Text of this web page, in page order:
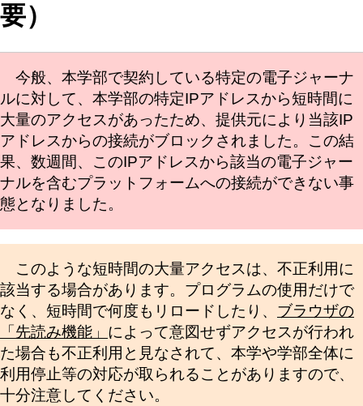
要）
今般、本学部で契約している特定の電子ジャーナ
ルに対して、本学部の特定IPアドレスから短時間に
大量のアクセスがあったため、提供元により当該IP
アドレスからの接続がブロックされました。この結
果、数週間、このIPアドレスから該当の電子ジャー
ナルを含むプラットフォームへの接続ができない事
態となりました。
このような短時間の大量アクセスは、不正利用に
該当する場合があります。プログラムの使用だけで
なく、短時間で何度もリロードしたり、 ブラウザの
「先読み機能」 によって意図せずアクセスが行われ
た場合も不正利用と見なされて、本学や学部全体に
利用停止等の対応が取られることがありますので、
十分注意してください。